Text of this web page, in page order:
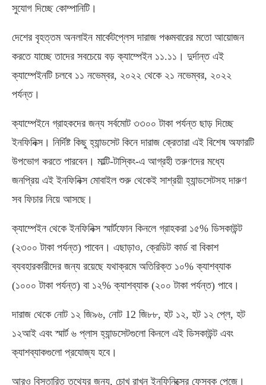
সুযোগ দিচ্ছে কোম্পানিটি।
দেশের বৃহত্তম অনলাইন মার্কেটপ্লেস দারাজ পঞ্চমবারের মতো আয়োজন
করতে যাচ্ছে তাদের সবচেয়ে বড় ক্যাম্পেইন ১১.১১। দুর্দান্ত এই
ক্যাম্পেইনটি চলবে ১১ নভেম্বর, ২০২২ থেকে ২১ নভেম্বর, ২০২২
পর্যন্ত।
ক্যাম্পেইনে গ্রাহকদের জন্য সর্বমোট ৩৩০০ টাকা পর্যন্ত ছাড় দিচ্ছে
ইনফিনিক্স। নির্দিষ্ট কিছু হ্যান্ডসেট কিনে দারাজ ক্রেতারা এই বিশেষ অফারটি
উপভোগ করতে পারবেন। মাল্টি-টাস্কিং-এ আগ্রহী তরুণদের মধ্যে
জনপ্রিয় এই ইনফিনিক্স মোবাইল শুরু থেকেই সাশ্রয়ী হ্যান্ডসেটসহ দারুণ
সব ফিচার নিয়ে আসছে।
ক্যাম্পেইন থেকে ইনফিনিক্স স্মার্টফোন কিনলে গ্রাহকরা ১৫% ডিসকাউন্ট
(২৩০০ টাকা পর্যন্ত) পাবেন। এছাড়াও, ক্রেডিট কার্ড বা বিকাশ
ব্যবহারকারীদের জন্য রয়েছে যথাক্রমে অতিরিক্ত ১০% ক্যাশব্যাক
(১০০০ টাকা পর্যন্ত) বা ১২% ক্যাশব্যাক (২০০ টাকা পর্যন্ত) পাবে।
দারাজ থেকে নোট ১২ জি৯৬, নোট 12 জি৮৮, হট ১২, হট ১২ প্লে, হট
১২আই এবং স্মার্ট ৬ প্লাস হ্যান্ডসেটগুলো কিনলে এই ডিসকাউন্ট এবং
ক্যাশব্যাকগুলো প্রযোজ্য হবে।
আরও বিস্তারিত তথ্যের জন্য, চোখ রাখুন ইনফিনিক্সের ফেসবুক পেজে।